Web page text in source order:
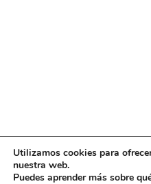
Utilizamos cookies para
nuestra web.
Puedes aprender más sobre